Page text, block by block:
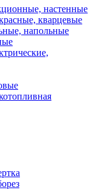
настенные
кварцевые
напольные